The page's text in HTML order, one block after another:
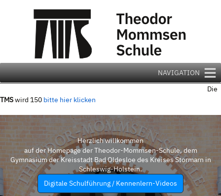
NAVIGATION
Die
TMSwird 150 bitte hier klicken
Herzlich willkommen
auf der Homepage der Theodor-Mommsen-Schule, dem
Gymnasium der Kreisstadt Bad Oldesloe des Kreises Stormarn in
Schleswig-Holstein.
Digitale Schulführung / Kennenlern-Videos